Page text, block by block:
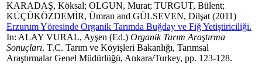
KARADAŞ, Köksal; OLGUN, Murat; TURGUT, Bülent;
KÜÇÜKÖZDEMİR, Ümran and GÜLSEVEN, Dilşat (2011)
Erzurum Yöresinde Organik Tarımda Buğday ve Fiğ Yetiştiriciliği.
In: ALAY VURAL, Ayşen (Ed.) Organik Tarım Araştırma
Sonuçları. T.C. Tarım ve Köyişleri Bakanlığı, Tarımsal
Araştırmalar Genel Müdürlüğü, Ankara/Turkey, pp. 123-128.